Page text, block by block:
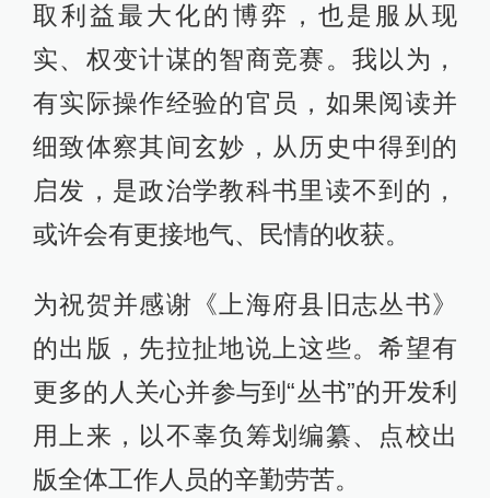
取利益最大化的博弈，也是服从现
实、权变计谋的智商竞赛。我以为，
有实际操作经验的官员，如果阅读并
细致体察其间玄妙，从历史中得到的
启发，是政治学教科书里读不到的，
或许会有更接地气、民情的收获。
为祝贺并感谢《上海府县旧志丛书》
的出版，先拉扯地说上这些。希望有
更多的人关心并参与到“丛书”的开发利
用上来，以不辜负筹划编纂、点校出
版全体工作人员的辛勤劳苦。